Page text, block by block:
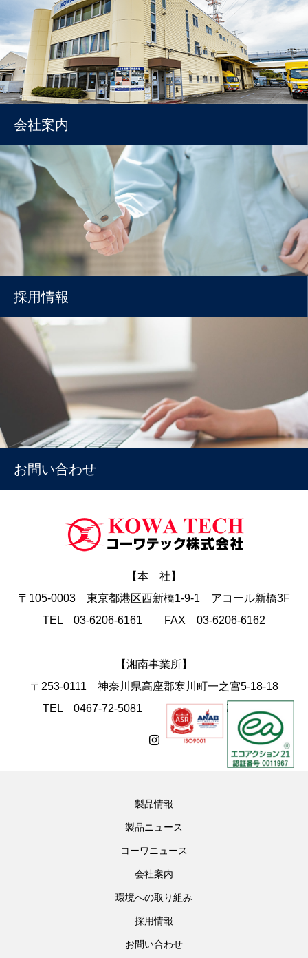
会社案内
採用情報
お問い合わせ
【本 社】
〒105-0003 東京都港区西新橋1-9-1 アコール新橋3F
TEL 03-6206-6161 FAX 03-6206-6162
【湘南事業所】
〒253-0111 神奈川県高座郡寒川町一之宮5-18-18
TEL 0467-72-5081 FAX 0467-74-4168
製品情報
製品ニュース
コーワニュース
会社案内
環境への取り組み
採用情報
お問い合わせ